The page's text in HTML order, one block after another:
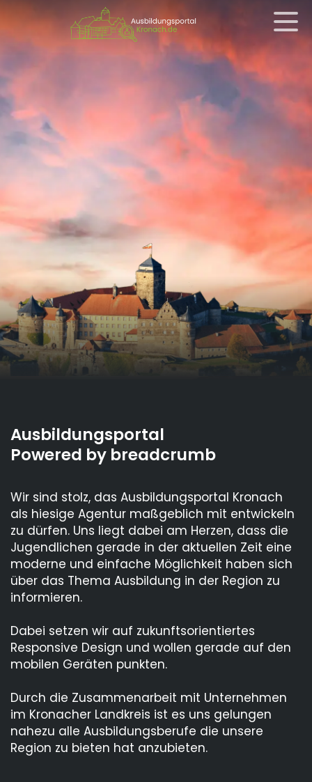
Ausbildungsportal
Powered by breadcrumb
Wir sind stolz, das Ausbildungsportal Kronach
als hiesige Agentur maßgeblich mit entwickeln
zu dürfen. Uns liegt dabei am Herzen, dass die
Jugendlichen gerade in der aktuellen Zeit eine
moderne und einfache Möglichkeit haben sich
über das Thema Ausbildung in der Region zu
informieren.
Dabei setzen wir auf zukunftsorientiertes
Responsive Design und wollen gerade auf den
mobilen Geräten punkten.
Durch die Zusammenarbeit mit Unternehmen
im Kronacher Landkreis ist es uns gelungen
nahezu alle Ausbildungsberufe die unsere
Region zu bieten hat anzubieten.